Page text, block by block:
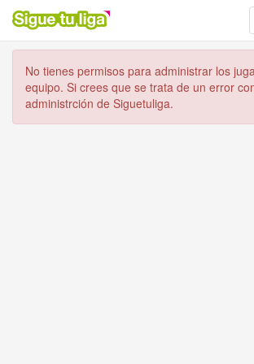
No tienes permisos para administrar los
equipo. Si crees que se trata de un error
administrción de Siguetuliga.